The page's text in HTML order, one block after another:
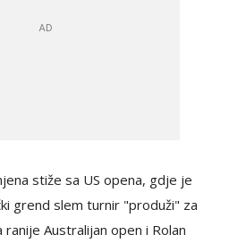
stiže sa US opena, gdje je
grend slem turnir "produži" za
Australijan open i Rolan